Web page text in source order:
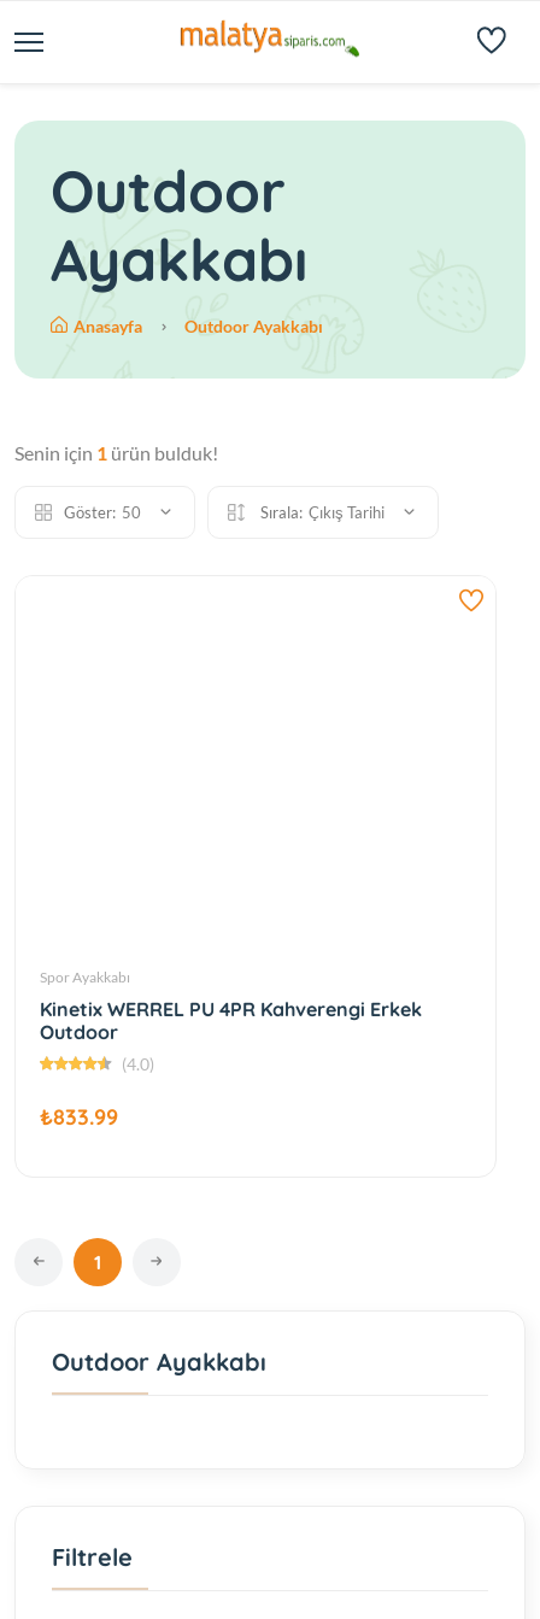
Outdoor
Ayakkabı
Anasayfa Outdoor Ayakkabı
Senin için 1 ürün bulduk!
Göster: 50 Sırala: Çıkış Tarihi
Spor Ayakkabı
Kinetix WERREL PU 4PR Kahverengi Erkek
Outdoor
(4.0)
₺833.99
1
Outdoor Ayakkabı
Filtrele